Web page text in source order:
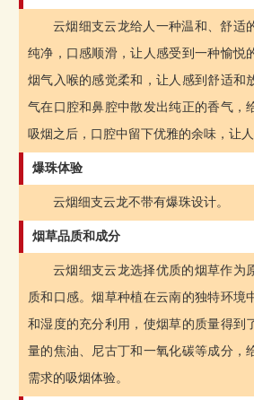
云烟细支云龙给人一种温和、舒适
纯净，口感顺滑，让人感受到一种愉悦
烟气入喉的感觉柔和，让人感到舒适和
气在口腔和鼻腔中散发出纯正的香气，
吸烟之后，口腔中留下优雅的余味，让人
爆珠体验
云烟细支云龙不带有爆珠设计。
烟草品质和成分
云烟细支云龙选择优质的烟草作为
质和口感。烟草种植在云南的独特环境
和湿度的充分利用，使烟草的质量得到
量的焦油、尼古丁和一氧化碳等成分，
需求的吸烟体验。